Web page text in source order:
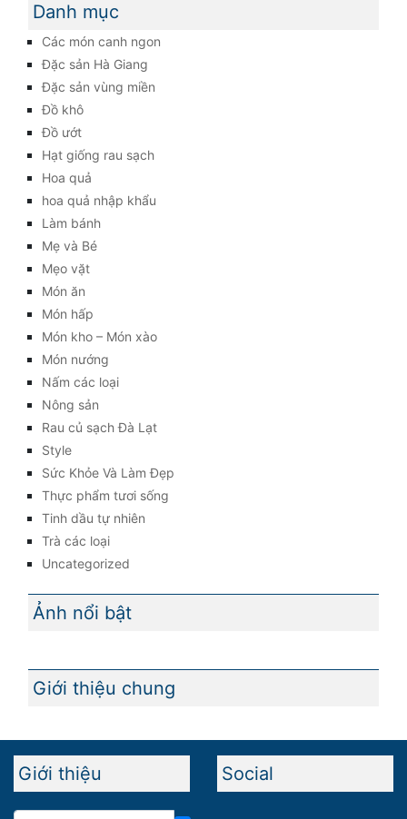
Danh mục
Các món canh ngon
Đặc sản Hà Giang
Đặc sản vùng miền
Đồ khô
Đồ ướt
Hạt giống rau sạch
Hoa quả
hoa quả nhập khẩu
Làm bánh
Mẹ và Bé
Mẹo vặt
Món ăn
Món hấp
Món kho – Món xào
Món nướng
Nấm các loại
Nông sản
Rau củ sạch Đà Lạt
Style
Sức Khỏe Và Làm Đẹp
Thực phẩm tươi sống
Tinh dầu tự nhiên
Trà các loại
Uncategorized
Ảnh nổi bật
Giới thiệu chung
Giới thiệu Social